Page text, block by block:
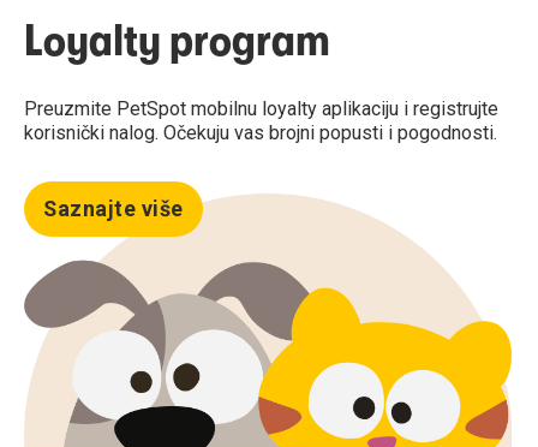
Loyalty program
Preuzmite PetSpot mobilnu loyalty aplikaciju i registrujte
korisnički nalog. Očekuju vas brojni popusti i pogodnosti.
Saznajte više